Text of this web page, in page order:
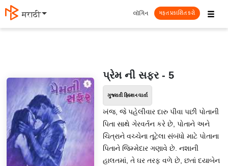
मराठी ☰
લૉગિન મફત પ્રકાશિત કરો
પ્રેમ ની સફર - 5
ગુજરાતી ફિક્શન વાર્તા
ખંજ, જે પહેલીવાર દારુ પીવા પછી પોતાની
પિતા સાથે ગેરવર્તન કરે છે, પોતાને અને
ચિત્રાને વચ્ચેના તૂટેલા સંબંધો માટે પોતાના
પિતાને જિમ્મેદાર ગણાવે છે. નશાની
હાલતમાં, તે ઘર તરફ વળે છે, છતાં દયાબેન